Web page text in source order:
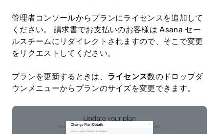
管理者コンソールからプランにライセンスを追加して
ください。 請求書でお支払いのお客様は Asana セー
ルスチームにリダイレクトされますので、そこで変更
をリクエストしてください。
プランを更新するときは、 ライセンス数のドロップダ
ウンメニューからプランのサイズを変更できます。